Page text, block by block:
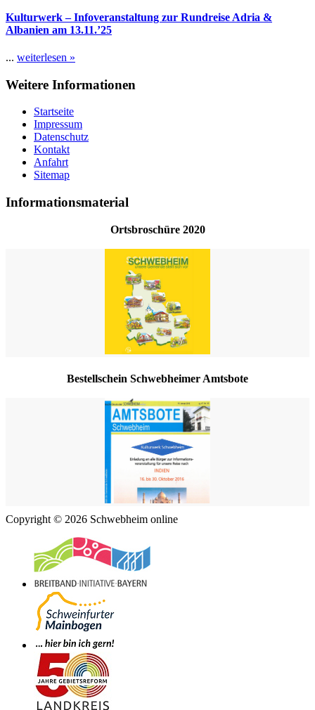
Kulturwerk – Infoveranstaltung zur Rundreise Adria &
Albanien am 13.11.’25
... weiterlesen »
Weitere Informationen
Startseite
Impressum
Datenschutz
Kontakt
Anfahrt
Sitemap
Informationsmaterial
Ortsbroschüre 2020
Bestellschein Schwebheimer Amtsbote
Copyright © 2026 Schwebheim online